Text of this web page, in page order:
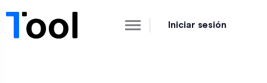
Iniciar sesión